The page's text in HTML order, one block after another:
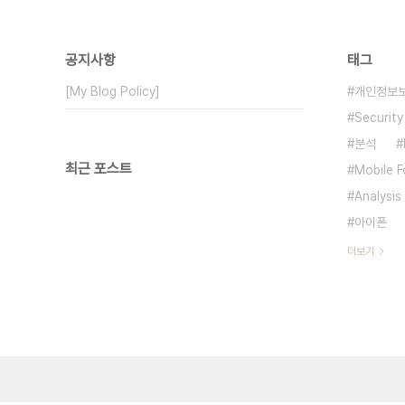
공지사항
[My Blog Policy]
최근 포스트
태그
개인정보
분석
Mobile
Analysis
아이폰
더보기